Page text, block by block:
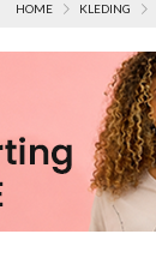
HOME KLEDING